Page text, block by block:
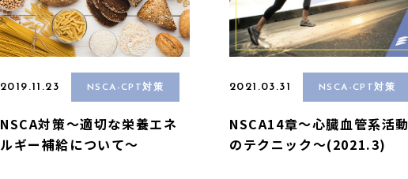
2019.11.23 NSCA-CPT対策
NSCA対策〜適切な栄養エネ
ルギー補給について〜
2021.03.31 NSCA-CPT対策
NSCA14章〜心臓血管系活動
のテクニック〜(2021.3)